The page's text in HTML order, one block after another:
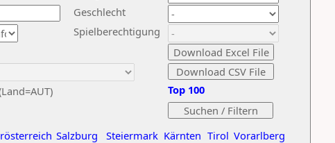
Geschlecht
Spielberechtigung
Salzburg Steiermark Kärnten Tirol Vorarlberg
Top 100